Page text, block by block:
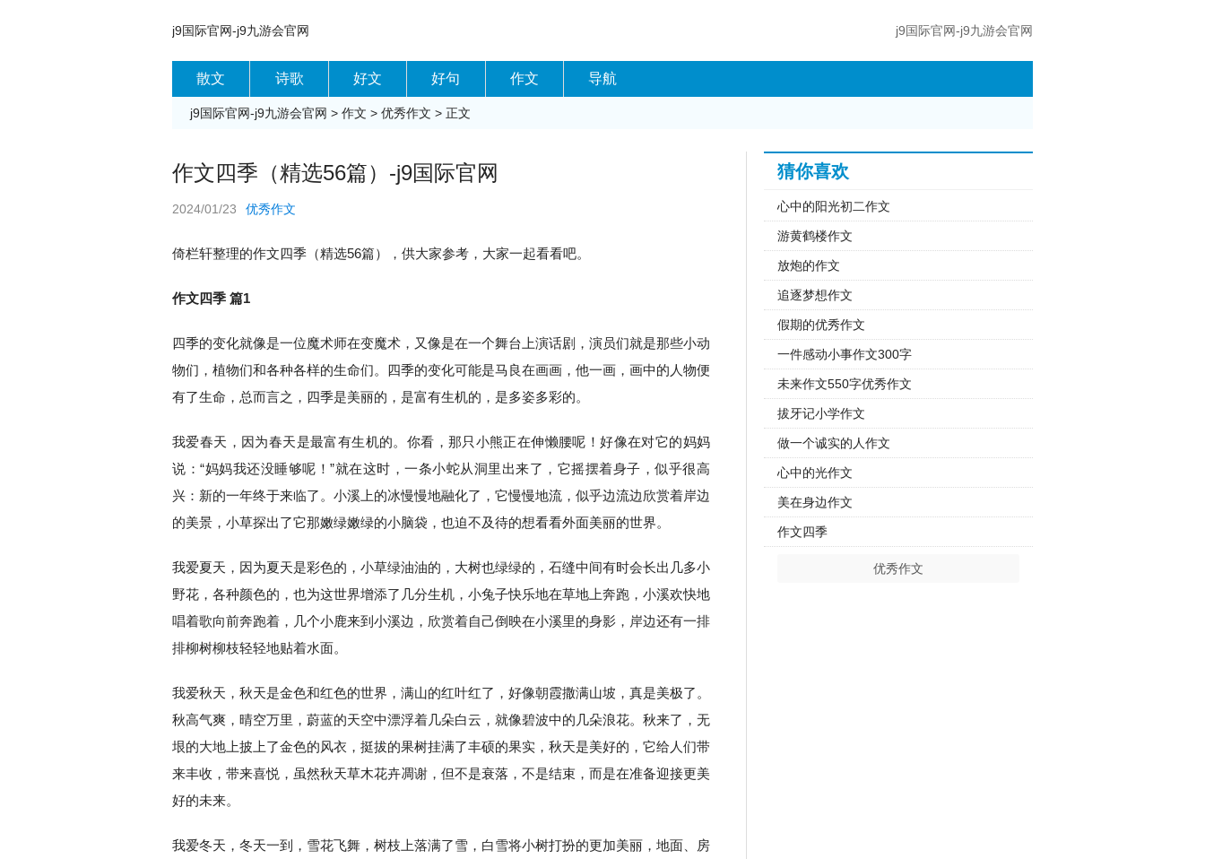
j9国际官网-j9九游会官网 j9国际官网-j9九游会官网
散文 诗歌 好文 好句 作文 导航
j9国际官网-j9九游会官网 > 作文 > 优秀作文 > 正文
作文四季（精选56篇）-j9国际官网
2024/01/23 优秀作文
倚栏轩整理的作文四季（精选56篇），供大家参考，大家一起看看吧。
作文四季 篇1
四季的变化就像是一位魔术师在变魔术，又像是在一个舞台上演话剧，演员们就是那些小动
物们，植物们和各种各样的生命们。四季的变化可能是马良在画画，他一画，画中的人物便
有了生命，总而言之，四季是美丽的，是富有生机的，是多姿多彩的。
我爱春天，因为春天是最富有生机的。你看，那只小熊正在伸懒腰呢！好像在对它的妈妈
说：“妈妈我还没睡够呢！”就在这时，一条小蛇从洞里出来了，它摇摆着身子，似乎很高
兴：新的一年终于来临了。小溪上的冰慢慢地融化了，它慢慢地流，似乎边流边欣赏着岸边
的美景，小草探出了它那嫩绿嫩绿的小脑袋，也迫不及待的想看看外面美丽的世界。
我爱夏天，因为夏天是彩色的，小草绿油油的，大树也绿绿的，石缝中间有时会长出几多小
野花，各种颜色的，也为这世界增添了几分生机，小兔子快乐地在草地上奔跑，小溪欢快地
唱着歌向前奔跑着，几个小鹿来到小溪边，欣赏着自己倒映在小溪里的身影，岸边还有一排
排柳树柳枝轻轻地贴着水面。
我爱秋天，秋天是金色和红色的世界，满山的红叶红了，好像朝霞撒满山坡，真是美极了。
秋高气爽，晴空万里，蔚蓝的天空中漂浮着几朵白云，就像碧波中的几朵浪花。秋来了，无
垠的大地上披上了金色的风衣，挺拔的果树挂满了丰硕的果实，秋天是美好的，它给人们带
来丰收，带来喜悦，虽然秋天草木花卉凋谢，但不是衰落，不是结束，而是在准备迎接更美
好的未来。
我爱冬天，冬天一到，雪花飞舞，树枝上落满了雪，白雪将小树打扮的更加美丽，地面、房
猜你喜欢
心中的阳光初二作文
游黄鹤楼作文
放炮的作文
追逐梦想作文
假期的优秀作文
一件感动小事作文300字
未来作文550字优秀作文
拔牙记小学作文
做一个诚实的人作文
心中的光作文
美在身边作文
作文四季
优秀作文